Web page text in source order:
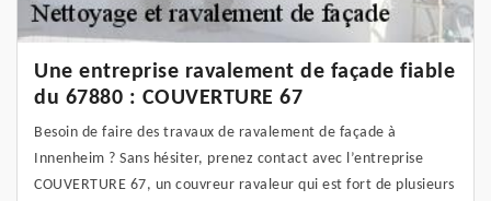
Une entreprise ravalement de façade fiable
du 67880 : COUVERTURE 67
Besoin de faire des travaux de ravalement de façade à
Innenheim ? Sans hésiter, prenez contact avec l’entreprise
COUVERTURE 67, un couvreur ravaleur qui est fort de plusieurs